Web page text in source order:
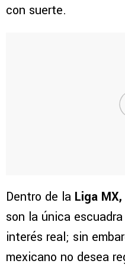
con suerte.
Dentro de la Liga MX,
son la única
interés real; sin
mexicano no desea